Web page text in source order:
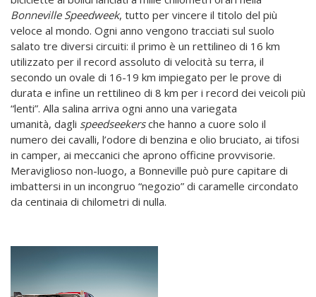
Bonneville Speedweek, tutto per vincere il titolo del più
veloce al mondo. Ogni anno vengono tracciati sul suolo
salato tre diversi circuiti: il primo è un rettilineo di 16 km
utilizzato per il record assoluto di velocità su terra, il
secondo un ovale di 16-19 km impiegato per le prove di
durata e infine un rettilineo di 8 km per i record dei veicoli più
“lenti”. Alla salina arriva ogni anno una variegata
umanità, dagli speedseekersche hanno a cuore solo il
numero dei cavalli, l’odore di benzina e olio bruciato, ai tifosi
in camper, ai meccanici che aprono officine provvisorie.
Meraviglioso non-luogo, a Bonneville può pure capitare di
imbattersi in un incongruo “negozio” di caramelle circondato
da centinaia di chilometri di nulla.